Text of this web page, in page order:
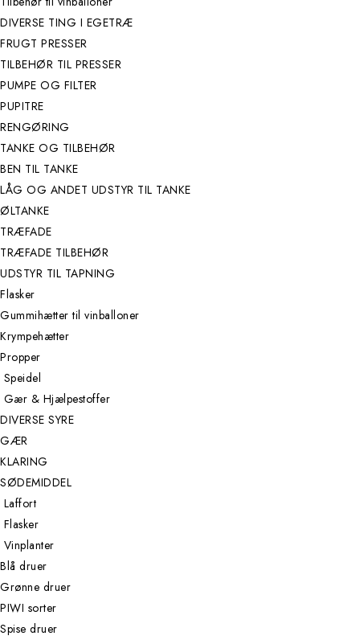
DIVERSE TING I EGETRÆ
FRUGT PRESSER
TILBEHØR TIL PRESSER
PUMPE OG FILTER
PUPITRE
RENGØRING
TANKE OG TILBEHØR
BEN TIL TANKE
LÅG OG ANDET UDSTYR TIL TANKE
ØLTANKE
TRÆFADE
TRÆFADE TILBEHØR
UDSTYR TIL TAPNING
Flasker
Gummihætter til vinballoner
Krympehætter
Propper
Speidel
Gær & Hjælpestoffer
DIVERSE SYRE
GÆR
KLARING
SØDEMIDDEL
Laffort
Flasker
Vinplanter
Blå druer
Grønne druer
PIWI sorter
Spise druer